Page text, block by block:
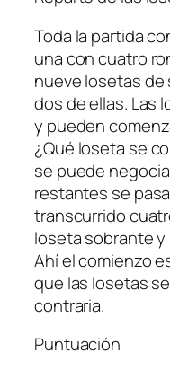
Toda la partida
una con cuatro
nueve losetas de
dos de ellas. Las
y pueden
¿Qué loseta se
se puede
restantes se
transcurrido
loseta sobrante y
Ahí el comienzo
que las losetas
contraria.
Puntuación